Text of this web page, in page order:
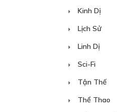
Kinh Dị
Lịch Sử
Linh Dị
Sci-Fi
Tận Thế
Thể Thao